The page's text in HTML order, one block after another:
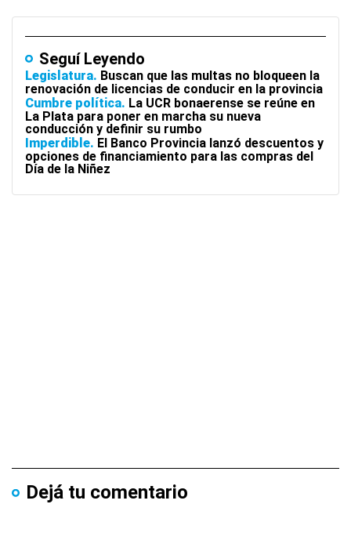
Seguí Leyendo
Legislatura Buscan que las multas no bloqueen la
renovación de licencias de conducir en la provincia
Cumbre política La UCR bonaerense se reúne en
La Plata para poner en marcha su nueva
conducción y definir su rumbo
Imperdible El Banco Provincia lanzó descuentos y
opciones de financiamiento para las compras del
Día de la Niñez
Dejá tu comentario